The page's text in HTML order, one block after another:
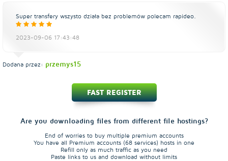
Super transfery wszysto działa bez problemów polecam rapideo.
2023-09-06 17:43:48
Dodana przez: przemys15
FAST REGISTER
Are you downloading files from different file hostings?
End of worries to buy multiple premium accounts
You have all Premium accounts (68 services) hosts in one
Refill only as much traffic as you need
Paste links to us and download without limits